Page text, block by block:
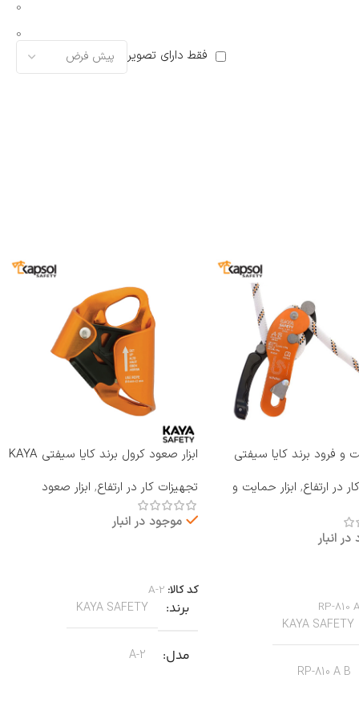
0
0
فقط دارای تصویر
و فرود برند کایا سیفتی
در ارتفاع, ابزار حمایت و
انبار
RP-810
KAYA SAFETY
RP-810 A B
ابزار صعود کرول برند کایا سیفتی KAYA
تجهیزات کار در ارتفاع, ابزار صعود
موجود در انبار
کد کالا:A-2
برند KAYA SAFETY
مدل A-2